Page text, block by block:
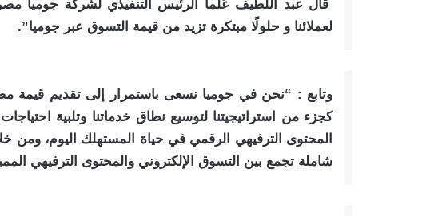
قال عبد اللطيف عٌلما الرئيس التنفيذي لشركة جوميا
لعملائنا و حلولًا مبتكرة تزيد من قيمة التسوق عبر جوميا”.
كجزء من استراتيجيتنا لتوسيع نطاق خدماتنا وتلبية
المحتوى الترفيهي الرقمي في حياة المستهلك اليوم، ومن
شاملة تجمع بين التسوق الإلكتروني والمحتوى الترفيهي